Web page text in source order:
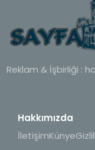
Reklam & İşbirliği :
Hakkımızda
İletişimKünye